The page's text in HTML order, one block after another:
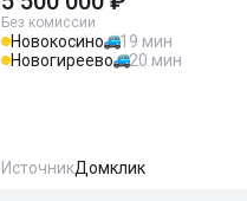
Без комиссии
Новокосино
19 мин
Новогиреево
20 мин
ИсточникДомклик